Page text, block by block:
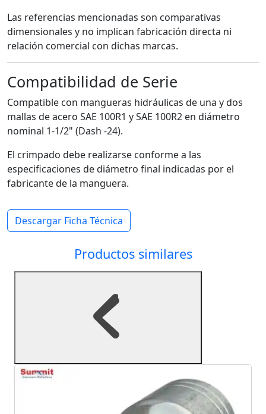
Las referencias mencionadas son comparativas
dimensionales y no implican fabricación directa ni
relación comercial con dichas marcas.
Compatibilidad de Serie
Compatible con mangueras hidráulicas de una y dos
mallas de acero SAE 100R1 y SAE 100R2 en diámetro
nominal 1-1/2" (Dash -24).
El crimpado debe realizarse conforme a las
especificaciones de diámetro final indicadas por el
fabricante de la manguera.
Descargar Ficha Técnica
Productos similares